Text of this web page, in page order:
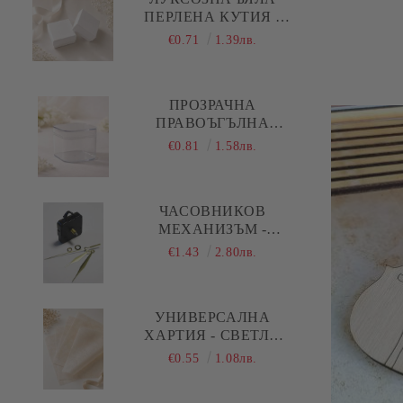
изрязване
ПЕРЛЕНА КУТИЯ -
5,00 Х 5,00 Х 1,50 СМ
€0.71 1.39лв.
ПРОЗРАЧНА
ПРАВОЪГЪЛНА
АКРИЛНА КУТИЯ С
€0.81 1.58лв.
ЧАСОВНИКОВ
МЕХАНИЗЪМ -
ПЛАВЕН ( ДЪЛГА
€1.43 2.80лв.
УНИВЕРСАЛНА
ХАРТИЯ - СВЕТЛО
БЕЖОВО - 29,00 Х
€0.55 1.08лв.